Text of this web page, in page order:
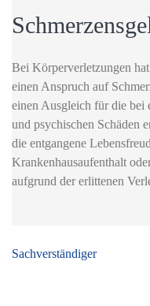
Bei Körperverletzungen
einen Anspruch auf
einen Ausgleich für die bei
und psychischen Schäden
die entgangene
Krankenhausaufenthalt
aufgrund der erlittenen
Sachverständiger